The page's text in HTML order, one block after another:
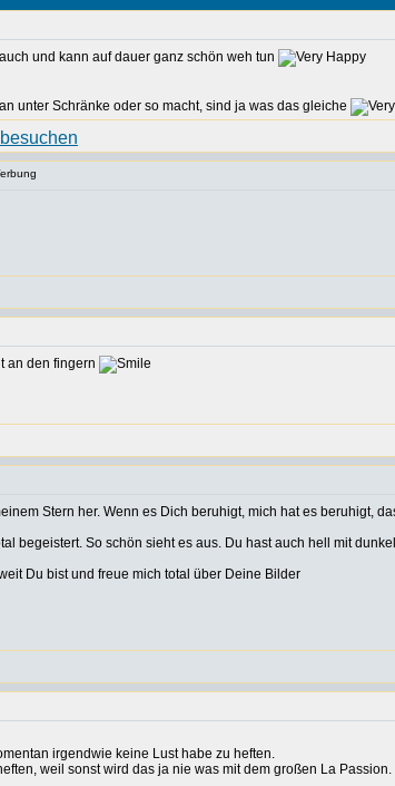
und kann auf dauer ganz schön weh tun
unter Schränke oder so macht, sind ja was das gleiche
an den fingern
Stern her. Wenn es Dich beruhigt, mich hat es beruhigt,
begeistert. So schön sieht es aus. Du hast auch hell mit
Du bist und freue mich total über Deine Bilder
irgendwie keine Lust habe zu heften.
weil sonst wird das ja nie was mit dem großen La Passion.